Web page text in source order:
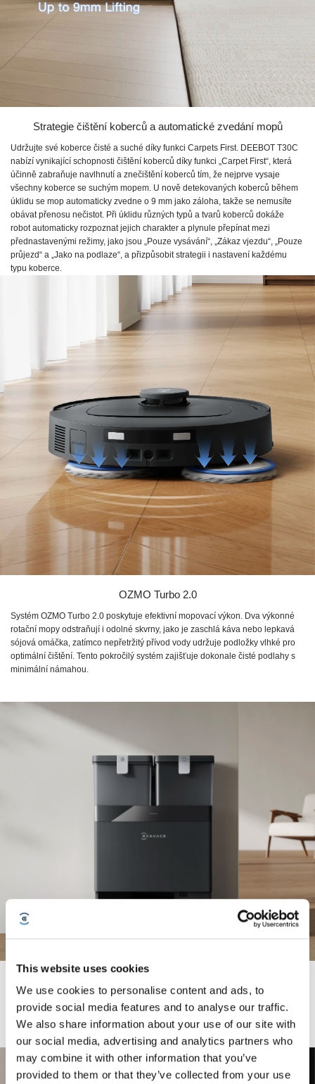
This website uses cookies
We use cookies to personalise content and ads, to
provide social media features and to analyse our traffic.
We also share information about your use of our site with
our social media, advertising and analytics partners who
may combine it with other information that you’ve
provided to them or that they’ve collected from your use
Strategie čištění koberců a automatické zvedání mopů
Udržujte své koberce čisté a suché díky funkci Carpets First. DEEBOT T30C
nabízí vynikající schopnosti čištění koberců díky funkci „Carpet First“, která
účinně zabraňuje navlhnutí a znečištění koberců tím, že nejprve vysaje
všechny koberce se suchým mopem. U nově detekovaných koberců během
úklidu se mop automaticky zvedne o 9 mm jako záloha, takže se nemusíte
obávat přenosu nečistot. Při úklidu různých typů a tvarů koberců dokáže
robot automaticky rozpoznat jejich charakter a plynule přepínat mezi
přednastavenými režimy, jako jsou „Pouze vysávání“, „Zákaz vjezdu“, „Pouze
průjezd“ a „Jako na podlaze“, a přizpůsobit strategii i nastavení každému
typu koberce.
OZMO Turbo 2.0
Systém OZMO Turbo 2.0 poskytuje efektivní mopovací výkon. Dva výkonné
rotační mopy odstraňují i odolné skvrny, jako je zaschlá káva nebo lepkavá
sójová omáčka, zatímco nepřetržitý přívod vody udržuje podložky vlhké pro
optimální čištění. Tento pokročilý systém zajišťuje dokonale čisté podlahy s
minimální námahou.
ruce